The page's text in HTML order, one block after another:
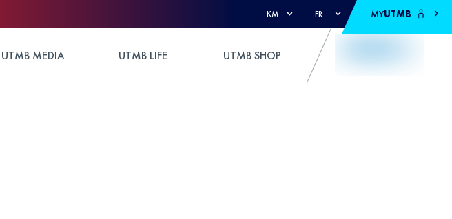
KM FR MYUTMB
UTMB MEDIA UTMB LIFE UTMB SHOP